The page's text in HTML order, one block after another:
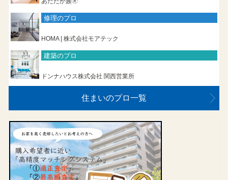
修理のプロ
HOMA | 株式会社モアテック
建築のプロ
ドンナハウス株式会社 関西営業所
住まいのプロ一覧